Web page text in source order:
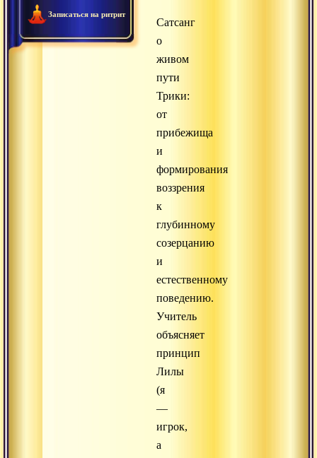
Записаться на ритрит
Сатсанг
о
живом
пути
Трики:
от
прибежища
и
формирования
воззрения
к
глубинному
созерцанию
и
естественному
поведению.
Учитель
объясняет
принцип
Лилы
(я
—
игрок,
а